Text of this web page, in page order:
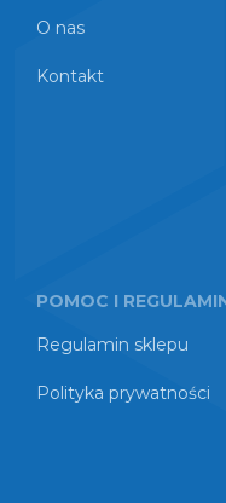
O nas
Kontakt
POMOC I
Regulamin sklepu
Polityka prywatności